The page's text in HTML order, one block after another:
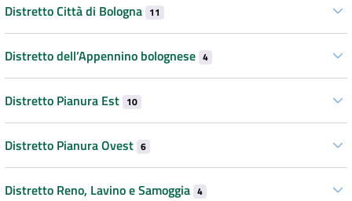
Distretto Città di Bologna 11
Distretto dell’Appennino bolognese 4
Distretto Pianura Est 10
Distretto Pianura Ovest 6
Distretto Reno, Lavino e Samoggia 4